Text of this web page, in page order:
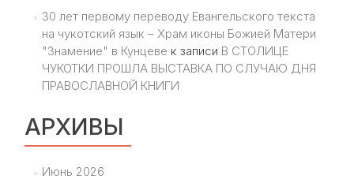
30 лет первому переводу Евангельского текста
на чукотский язык – Храм иконы Божией Матери
"Знамение" в Кунцеве к записи В СТОЛИЦЕ
ЧУКОТКИ ПРОШЛА ВЫСТАВКА ПО СЛУЧАЮ ДНЯ
ПРАВОСЛАВНОЙ КНИГИ
АРХИВЫ
Июнь 2026